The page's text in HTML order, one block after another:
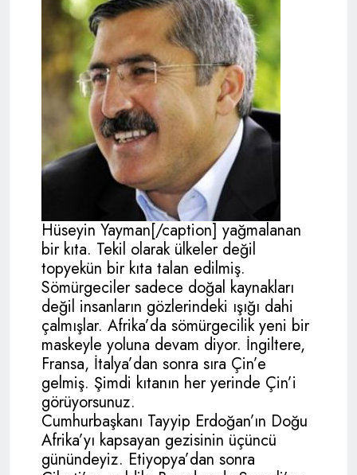
Hüseyin Yayman[/caption] yağmalanan
bir kıta. Tekil olarak ülkeler değil
topyekün bir kıta talan edilmiş.
Sömürgeciler sadece doğal kaynakları
değil insanların gözlerindeki ışığı dahi
çalmışlar. Afrika’da sömürgecilik yeni bir
maskeyle yoluna devam diyor. İngiltere,
Fransa, İtalya’dan sonra sıra Çin’e
gelmiş. Şimdi kıtanın her yerinde Çin’i
görüyorsunuz.
Cumhurbaşkanı Tayyip Erdoğan’ın Doğu
Afrika’yı kapsayan gezisinin üçüncü
günündeyiz. Etiyopya’dan sonra